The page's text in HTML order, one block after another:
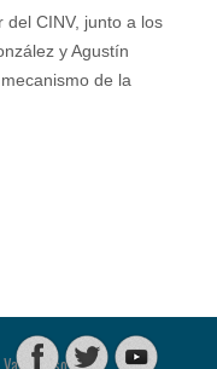
del CINV, junto a los
y Agustín
de la